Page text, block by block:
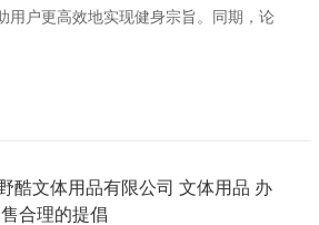
用户更高效地实现健身宗旨。同期，论
酷文体用品有限公司 文体用品 办
合理的提倡